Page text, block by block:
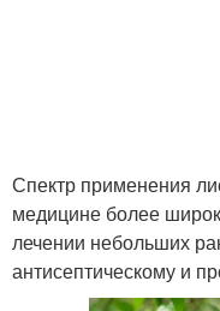
Спектр применения
медицине более
лечении небольших
антисептическому и